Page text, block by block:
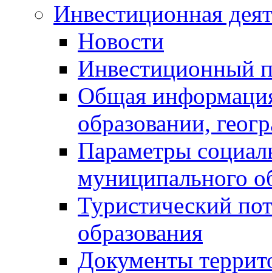
Инвестиционная
Новости
Инвестиционный
Общая
образовании,
Параметры
муниципального
Туристический
образования
Документы